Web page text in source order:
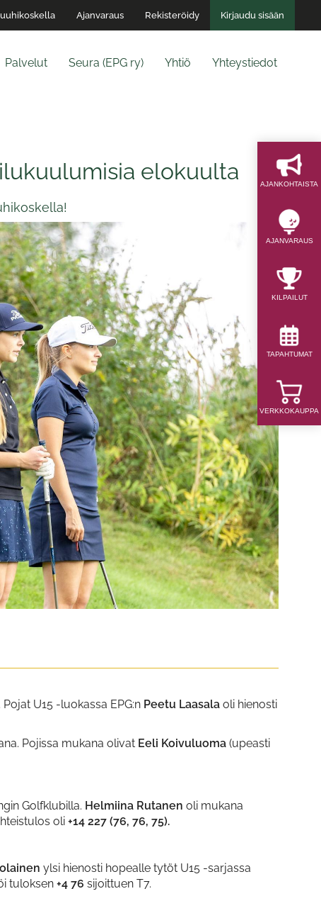
Ajanvaraus Rekisteröidy Kirjaudu sisään
Yhteystiedot
Yhtiö
Seura (EPG ry)
Palvelut
AJAN­KOHTAISTA
AJAN­VARAUS
KILPAILUT
TAPAHTUMAT
VERKKOKAUPPA
elokuulta
U15 -luokassa EPG:n Peetu Laasala oli hienosti
Pojissa mukana olivat Eeli Koivuluoma (upeasti
Golfklubilla. Helmiina Rutanen oli mukana
oli+14 227 (76, 76, 75).
ylsi hienosti hopealle tytöt U15 -sarjassa
tuloksen+4 76 sijoittuen T7.